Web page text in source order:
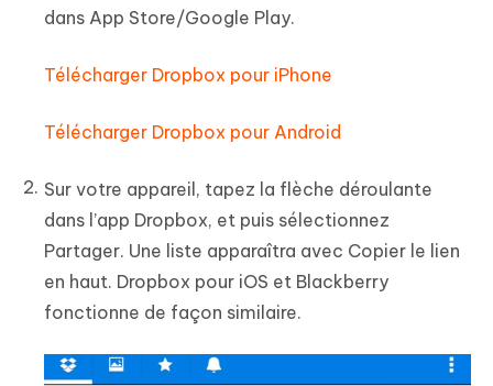
dans App Store/Google Play.
Télécharger Dropbox pour iPhone
Télécharger Dropbox pour Android
Sur votre appareil, tapez la flèche déroulante
dans l’app Dropbox, et puis sélectionnez
Partager. Une liste apparaîtra avec Copier le lien
en haut. Dropbox pour iOS et Blackberry
fonctionne de façon similaire.